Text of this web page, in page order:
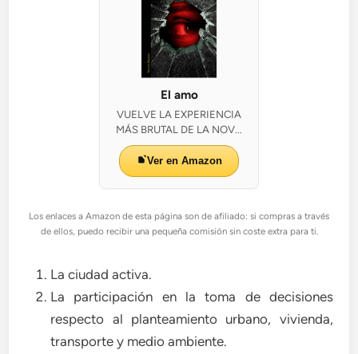
El amo
VUELVE LA EXPERIENCIA
MÁS BRUTAL DE LA NOV...
Ver en Amazon
Los enlaces a Amazon de esta página son de afiliado: si compras a través
de ellos, puedo recibir una pequeña comisión sin coste extra para ti.
La ciudad activa.
La participación en la toma de decisiones
respecto al planteamiento urbano, vivienda,
transporte y medio ambiente.